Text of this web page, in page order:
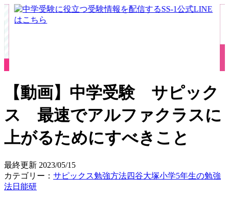
【動画】中学受験 サピック
ス 最速でアルファクラスに
上がるためにすべきこと
最終更新 2023/05/15
カテゴリー： サピックス勉強方法四谷大塚小学5年生の勉強
法日能研